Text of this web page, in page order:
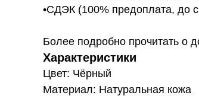
•СДЭК (100% предоплата, до
Более подробно прочитать о
Характеристики
Цвет: Чёрный
Материал: Натуральная кожа